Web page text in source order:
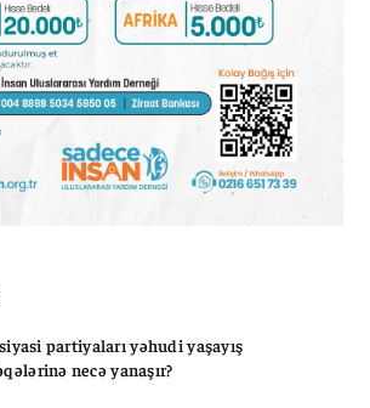
partiyaları yəhudi yaşayış
necə yanaşır?